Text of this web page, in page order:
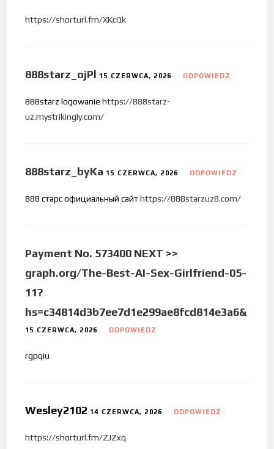
https://shorturl.fm/XKcQk
888starz_ojPl 15 CZERWCA, 2026 ODPOWIEDZ
888starz logowaniehttps://888starz-
uz.mystrikingly.com/
888starz_byKa 15 CZERWCA, 2026 ODPOWIEDZ
888 старс официальный сайтhttps://888starzuz8.com/
Payment No. 573400 NEXT >>
graph.org/The-Best-AI-Sex-Girlfriend-05-
11?
hs=c34814d3b7ee7d1e299ae8fcd814e3a6&
15 CZERWCA, 2026 ODPOWIEDZ
rgpqiu
Wesley2102 14 CZERWCA, 2026 ODPOWIEDZ
https://shorturl.fm/ZJZxq